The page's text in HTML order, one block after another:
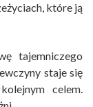
które ją
tajemniczego
staje się
celem.